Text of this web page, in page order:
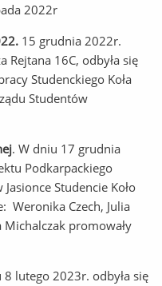
2022r
15 grudnia 2022r.
Rejtana 16C, odbyła się
Studenckiego Koła
Studentów
. W dniu 17 grudnia
Podkarpackiego
Studencie Koło
Weronika Czech, Julia
Michalczak promowały
8 lutego 2023r. odbyła się